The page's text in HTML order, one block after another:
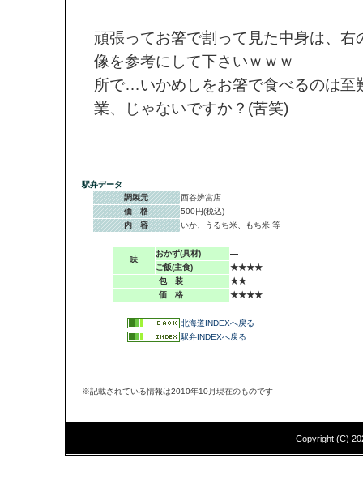
頑張ってお箸で割って見た中身は、右
像を参考にして下さいｗｗｗ
所で…いかめしをお箸で食べるのは至
業、じゃないですか？(苦笑)
駅弁データ
調製元
西谷辨當店
価 格
500円(税込)
内 容
いか、うるち米、もち米 等
味
おかず(具材)
―
ご飯(主食)
★★★★
包 装
★★
価 格
★★★★
北海道INDEXへ戻る
駅弁INDEXへ戻る
※記載されている情報は2010年10月現在のものです
Copyright (C)